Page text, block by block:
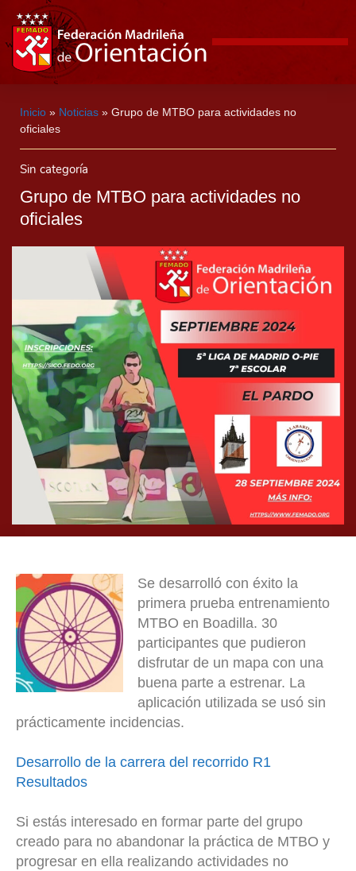
Inicio » Noticias » Grupo de MTBO para actividades no
oficiales
Sin categoría
Grupo de MTBO para actividades no
oficiales
Se desarrolló con éxito la
primera prueba entrenamiento
MTBO en Boadilla. 30
participantes que pudieron
disfrutar de un mapa con una
buena parte a estrenar. La
aplicación utilizada se usó sin
prácticamente incidencias.
Desarrollo de la carrera del recorrido R1
Resultados
Si estás interesado en formar parte del grupo
creado para no abandonar la práctica de MTBO y
progresar en ella realizando actividades no